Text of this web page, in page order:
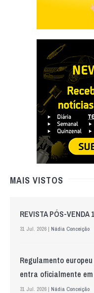
MAIS VISTOS
REVISTA PÓS-VENDA
31 Jul. 2026 | Nádia Conceição
Regulamento
entra oficialmente
31 Jul. 2026 | Nádia Conceição